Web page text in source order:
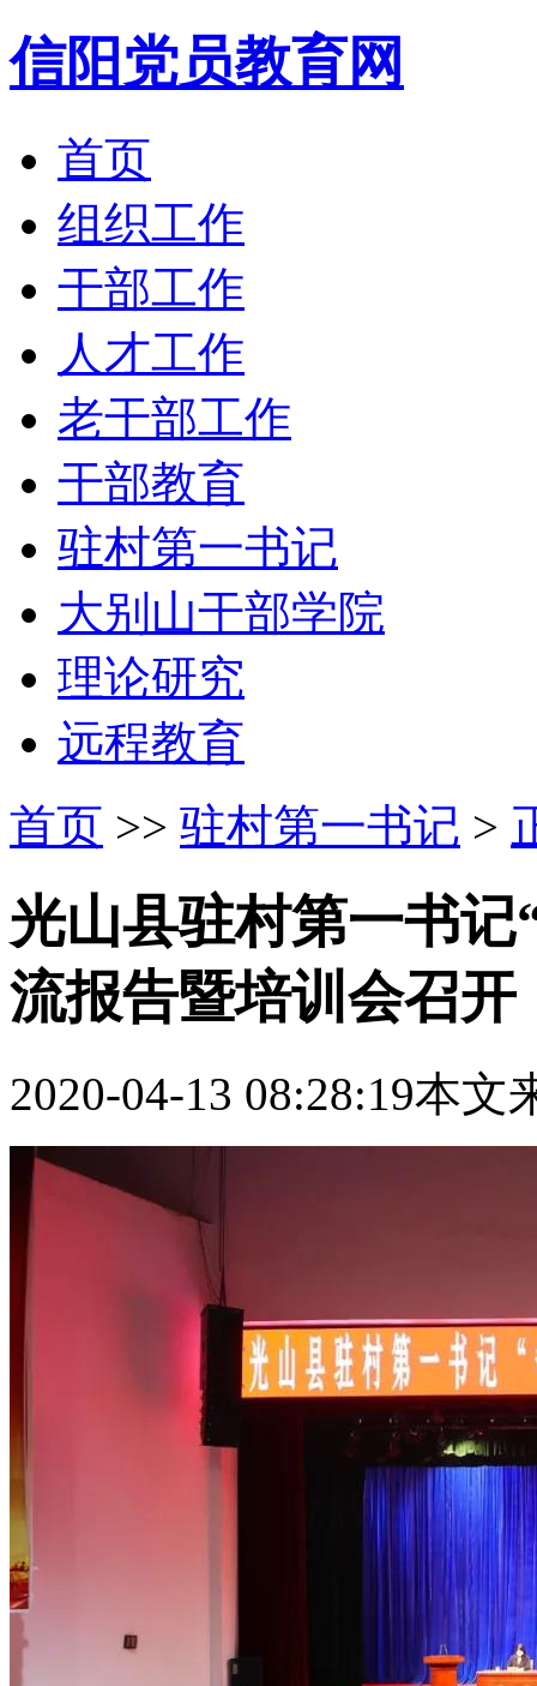
信阳党员教育网
首页
组织工作
干部工作
人才工作
老干部工作
干部教育
驻村第一书记
大别山干部学院
理论研究
远程教育
首页 >> 驻村第一书记 >
光山县驻村第一书
流报告暨培训会召开
2020-04-13 08:28:19本文